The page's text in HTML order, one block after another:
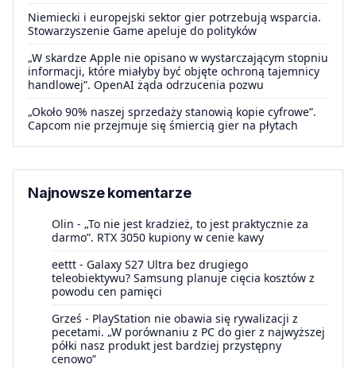
Niemiecki i europejski sektor gier potrzebują wsparcia.
Stowarzyszenie Game apeluje do polityków
„W skardze Apple nie opisano w wystarczającym stopniu
informacji, które miałyby być objęte ochroną tajemnicy
handlowej”. OpenAI żąda odrzucenia pozwu
„Około 90% naszej sprzedaży stanowią kopie cyfrowe”.
Capcom nie przejmuje się śmiercią gier na płytach
Najnowsze komentarze
Olin - „To nie jest kradzież, to jest praktycznie za
darmo”. RTX 3050 kupiony w cenie kawy
eettt - Galaxy S27 Ultra bez drugiego
teleobiektywu? Samsung planuje cięcia kosztów z
powodu cen pamięci
Grześ - PlayStation nie obawia się rywalizacji z
pecetami. „W porównaniu z PC do gier z najwyższej
półki nasz produkt jest bardziej przystępny
cenowo”